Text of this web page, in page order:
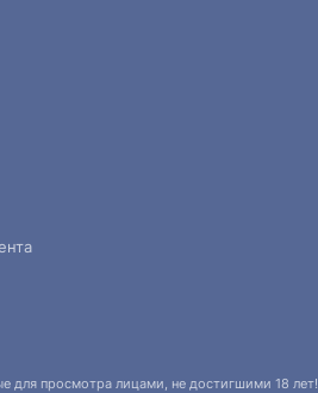
для просмотра лицами, не достигшими 18 лет!